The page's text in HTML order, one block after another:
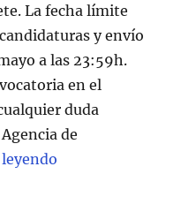
La fecha límite
y envío
a las 23:59h.
en el
duda
de